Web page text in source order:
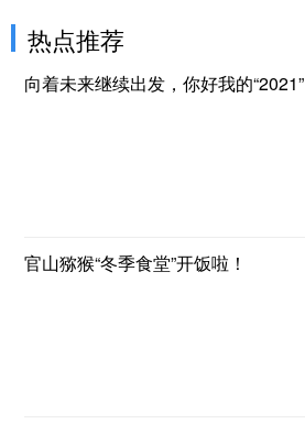
热点推荐
向着未来继续出发，你好我的“2021”
官山猕猴“冬季食堂”开饭啦！